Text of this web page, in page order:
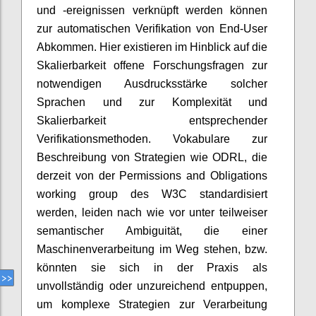
und -ereignissen verknüpft werden können
zur automatischen Verifikation von End-User
Abkommen. Hier existieren im Hinblick auf die
Skalierbarkeit offene Forschungsfragen zur
notwendigen Ausdrucksstärke solcher
Sprachen und zur Komplexität und
Skalierbarkeit entsprechender
Verifikationsmethoden. Vokabulare zur
Beschreibung von Strategien wie ODRL, die
derzeit von der Permissions and Obligations
working group des W3C standardisiert
werden, leiden nach wie vor unter teilweiser
semantischer Ambiguität, die einer
Maschinenverarbeitung im Weg stehen, bzw.
könnten sie sich in der Praxis als
unvollständig oder unzureichend entpuppen,
um komplexe Strategien zur Verarbeitung